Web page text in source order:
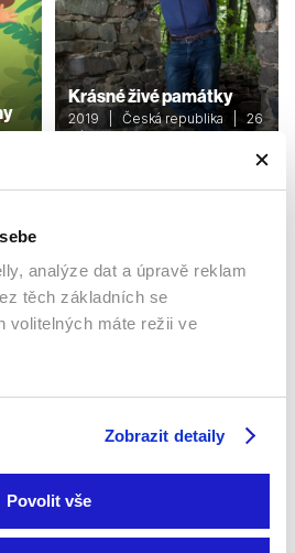
analýze dat a úpravě reklam
těch základních se
volitelných máte režii ve
Zobrazit detaily
Povolit vše
Krásné živé památky
2019 | Česká republika | 26
min
až na 6 zařízeních
televizi jde odkudkoliv
a to až na 6 zařízeních.